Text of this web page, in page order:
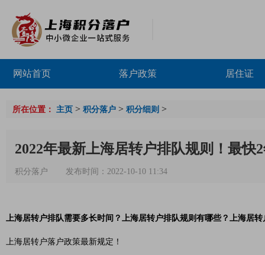
网站首页 落户政策 居住证
所在位置： 主页 > 积分落户 > 积分细则 >
2022年最新上海居转户排队规则！最快
积分落户 发布时间：2022-10-10 11:34
上海居转户排队需要多长时间？上海居转户排队规则有哪些？上海居
上海居转户落户政策最新规定！